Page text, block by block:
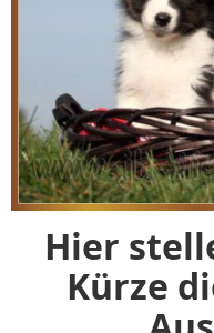
Hier
Kürze